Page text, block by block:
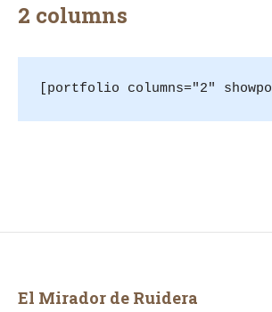
2 columns
[portfolio columns="2"
El Mirador de Ruidera